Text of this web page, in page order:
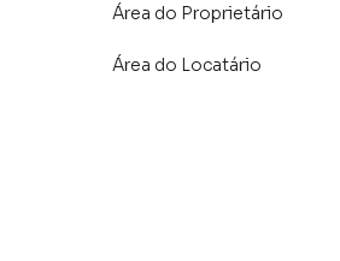
Área do Proprietário
Área do Locatário